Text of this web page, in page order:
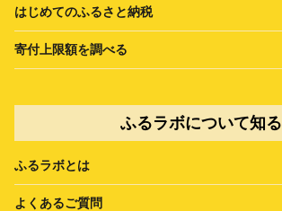
はじめてのふるさと納税
寄付上限額を調べる
ふるラボについて知る
ふるラボとは
よくあるご質問